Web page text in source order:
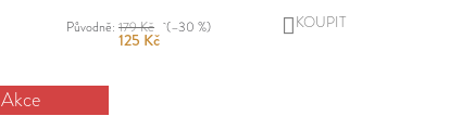
Původně: 179 Kč (–30 %)
125 Kč
DO
Akce